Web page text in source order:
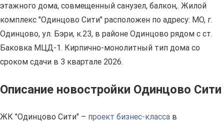
этажного дома, совмещенный санузел, балкон,. Жилой
комплекс "Одинцово Сити" расположен по адресу: МО, г.
Одинцово, ул. Бэри, к.23, в районе Одинцово рядом с ст.
Баковка МЦД-1. Кирпично-монолитный тип дома со
сроком сдачи в 3 квартале 2026.
Описание новостройки Одинцово Сити
ЖК "Одинцово Сити" – проект бизнес-класса в